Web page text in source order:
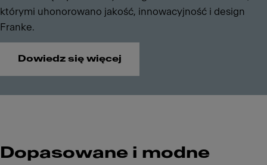
którymi uhonorowano jakość, innowacyjność i design
Franke.
Dowiedz się więcej
Dopasowane i modne